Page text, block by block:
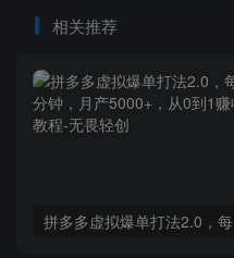
相关推荐